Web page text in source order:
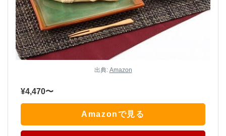
出典: Amazon
¥4,470〜
Amazonで見る